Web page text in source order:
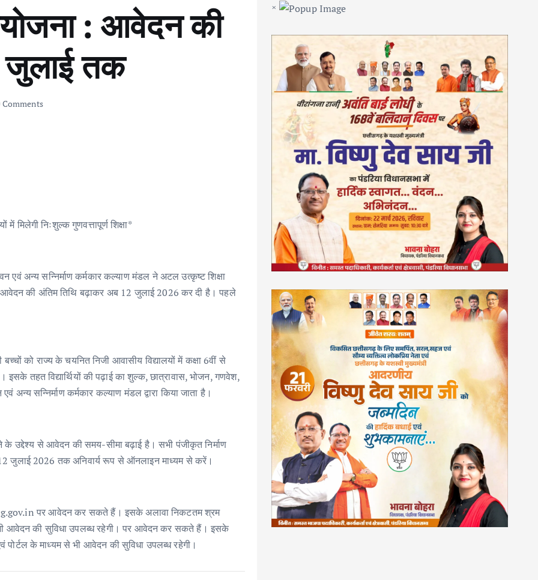
: आवेदन की
जुलाई तक
Comments
में मिलेगी निःशुल्क गुणवत्तापूर्ण शिक्षा*
अन्य सन्निर्माण कर्मकार कल्याण मंडल ने अटल उत्कृष्ट शिक्षा
की अंतिम तिथि बढ़ाकर अब 12 जुलाई 2026 कर दी है। पहले
को राज्य के चयनित निजी आवासीय विद्यालयों में कक्षा 6वीं से
इसके तहत विद्यार्थियों की पढ़ाई का शुल्क, छात्रावास, भोजन, गणवेश,
सन्निर्माण कर्मकार कल्याण मंडल द्वारा किया जाता है।
के उद्देश्य से आवेदन की समय-सीमा बढ़ाई है। सभी पंजीकृत निर्माण
जुलाई 2026 तक अनिवार्य रूप से ऑनलाइन माध्यम से करें।
पर आवेदन कर सकते हैं। इसके अलावा निकटतम श्रम
आवेदन की सुविधा उपलब्ध रहेगी। पर आवेदन कर सकते हैं। इसके
के माध्यम से भी आवेदन की सुविधा उपलब्ध रहेगी।
×